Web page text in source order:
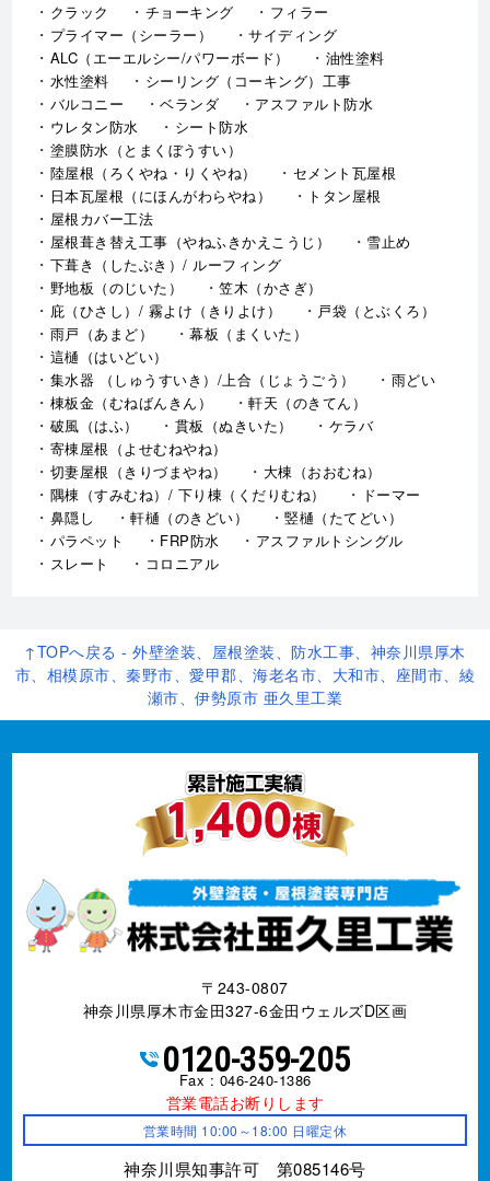
クラック チョーキング
フィラー
プライマー（シーラー）
サイディング
ALC（エーエルシー/パワーボード）
油性塗料
水性塗料
シーリング（コーキング）工事
バルコニー
ベランダ
アスファルト防水
ウレタン防水
シート防水
塗膜防水（とまくぼうすい）
陸屋根（ろくやね・りくやね）
セメント瓦屋根
日本瓦屋根（にほんがわらやね）
トタン屋根
屋根カバー工法
屋根葺き替え工事（やねふきかえこうじ）
雪止め
下葺き（したぶき）/ ルーフィング
野地板（のじいた）
笠木（かさぎ）
庇（ひさし）/ 霧よけ（きりよけ）
戸袋（とぶくろ）
雨戸（あまど）
幕板（まくいた）
這樋（はいどい）
集水器 （しゅうすいき）/上合（じょうごう）
雨どい
棟板金（むねばんきん）
軒天（のきてん）
破風（はふ）
貫板（ぬきいた）
ケラバ
寄棟屋根（よせむねやね）
切妻屋根（きりづまやね）
大棟（おおむね）
隅棟（すみむね）/ 下り棟（くだりむね）
ドーマー
鼻隠し
軒樋（のきどい）
竪樋（たてどい）
パラペット
FRP防水
アスファルトシングル
スレート
コロニアル
↑TOPへ戻る - 外壁塗装、屋根塗装、防水工事、神奈川県厚木
市、相模原市、秦野市、愛甲郡、海老名市、大和市、座間市、綾
瀬市、伊勢原市 亜久里工業
〒243-0807
神奈川県厚木市金田327-6金田ウェルズD区画
0120-359-205
Fax : 046-240-1386
営業電話お断りします
営業時間 10:00～18:00 日曜定休
神奈川県知事許可 第085146号